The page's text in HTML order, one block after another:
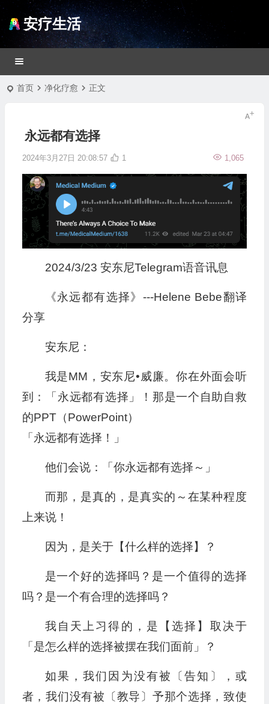
安疗生活
首页 净化疗愈 正文
永远都有选择
2024年3月27日 20:08:57 1,065
1
2024/3/23 安东尼Telegram语音讯息
《永远都有选择》---Helene Bebe翻译
分享
安东尼：
我是MM，安东尼•威廉。你在外面会听
到：「永远都有选择」！那是一个自助自救
的PPT（PowerPoint）
「永远都有选择！」
他们会说：「你永远都有选择～」
而那，是真的，是真实的～在某种程度
上来说！
因为，是关于【什么样的选择】？
是一个好的选择吗？是一个值得的选择
吗？是一个有合理的选择吗？
我自天上习得的，是【选择】取决于
「是怎么样的选择被摆在我们面前」？
如果，我们因为没有被〔告知〕，或
者，我们没有被〔教导〕予那个选择，致使